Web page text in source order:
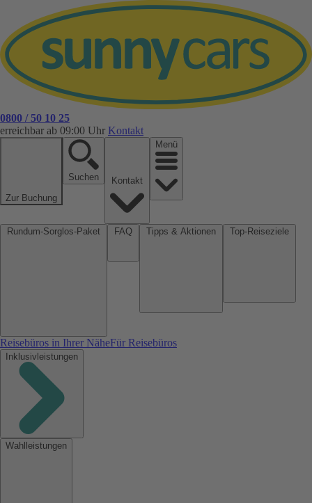
0800 / 50 10 25
erreichbar ab 09:00 Uhr Kontakt
Zur Buchung
Suchen
Menü
Reisebüros in Ihrer NäheFür Reisebüros
Inklusivleistungen
Wahlleistungen